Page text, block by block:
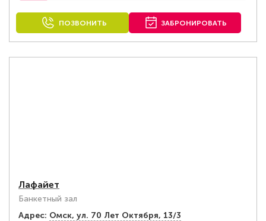
ПОЗВОНИТЬ ЗАБРОНИРОВАТЬ
Лафайет
Банкетный зал
Адрес: Омск, ул. 70 Лет Октября, 13/3